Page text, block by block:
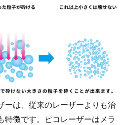
ーは、従来のレーザーよりも治
特徴です。ピコレーザーはメラ